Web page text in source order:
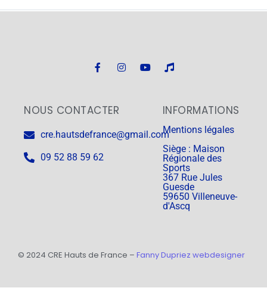
NOUS CONTACTER
cre.hautsdefrance@gmail.com
09 52 88 59 62
INFORMATIONS
Mentions légales
Siège : Maison
Régionale des
Sports
367 Rue Jules
Guesde
59650 Villeneuve-
d'Ascq
© 2024 CRE Hauts de France – Fanny Dupriez webdesigner